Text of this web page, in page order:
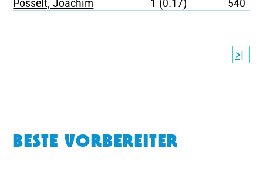
Posselt, Joachim
1 (0.17) 540
>|
BESTE VORBEREITER